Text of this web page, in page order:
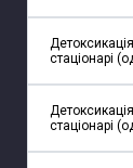
стаціонарі
стаціонарі